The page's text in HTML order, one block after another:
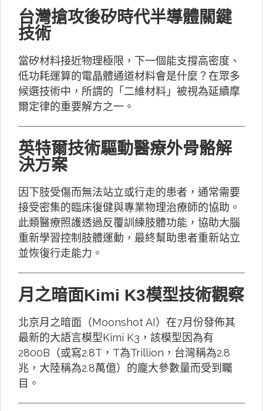
台灣搶攻後矽時代半導體關鍵
技術
當矽材料接近物理極限，下一個能支撐高密度、
低功耗運算的電晶體通道材料會是什麼？在眾多
候選技術中，所謂的「二維材料」被視為延續摩
爾定律的重要解方之一。
英特爾技術驅動醫療外骨骼解
決方案
因下肢受傷而無法站立或行走的患者，通常需要
接受密集的臨床復健與專業物理治療師的協助。
此類醫療照護透過反覆訓練肢體功能，協助大腦
重新學習控制肢體運動，最終幫助患者重新站立
並恢復行走能力。
月之暗面Kimi K3模型技術觀察
北京月之暗面（Moonshot AI）在7月份發佈其
最新的大語言模型Kimi K3，該模型因為有
2800B（或寫2.8T，T為Trillion，台灣稱為2.8
兆，大陸稱為2.8萬億）的龐大參數量而受到矚
目。